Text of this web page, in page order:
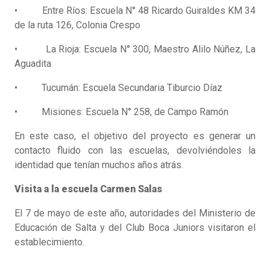
• Entre Ríos: Escuela N° 48 Ricardo Guiraldes KM 34
de la ruta 126, Colonia Crespo
• La Rioja: Escuela N° 300, Maestro Alilo Núñez, La
Aguadita
• Tucumán: Escuela Secundaria Tiburcio Díaz
• Misiones: Escuela N° 258, de Campo Ramón
En este caso, el objetivo del proyecto es generar un
contacto fluido con las escuelas, devolviéndoles la
identidad que tenían muchos años atrás.
Visita a la escuela Carmen Salas
El 7 de mayo de este año, autoridades del Ministerio de
Educación de Salta y del Club Boca Juniors visitaron el
establecimiento.